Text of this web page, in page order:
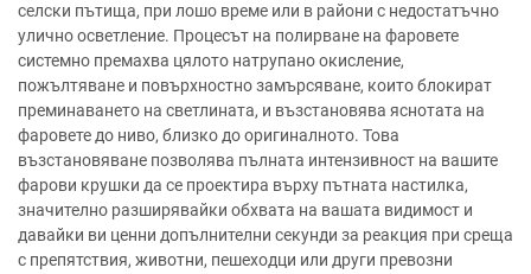
селски пътища, при лошо време или в райони с недостатъчно
улично осветление. Процесът на полирване на фаровете
системно премахва цялото натрупано окисление,
пожълтяване и повърхностно замърсяване, които блокират
преминаването на светлината, и възстановява яснотата на
фаровете до ниво, близко до оригиналното. Това
възстановяване позволява пълната интензивност на вашите
фарови крушки да се проектира върху пътната настилка,
значително разширявайки обхвата на вашата видимост и
давайки ви ценни допълнителни секунди за реакция при среща
с препятствия, животни, пешеходци или други превозни